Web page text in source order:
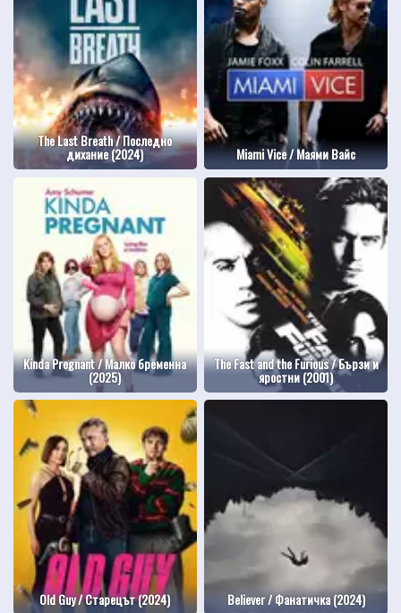
The Last Breath / Последно
дихание (2024) Miami Vice / Маями Вайс
Kinda Pregnant / Малко бременна
(2025)
The Fast and the Furious / Бързи и
яростни (2001)
Old Guy / Старецът (2024) Believer / Фанатичка (2024)